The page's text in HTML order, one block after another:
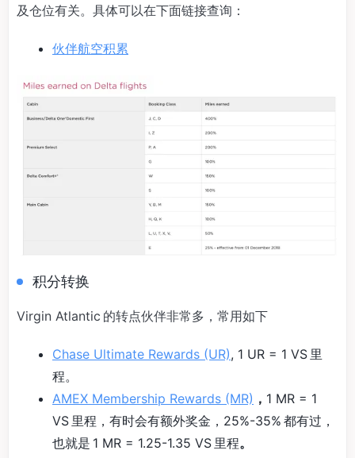
及仓位有关。具体可以在下面链接查询：
伙伴航空积累
积分转换
Virgin Atlantic 的转点伙伴非常多，常用如下
Chase Ultimate Rewards (UR), 1 UR = 1 VS 里
程。
AMEX Membership Rewards (MR) ， 1 MR = 1
VS 里程，有时会有额外奖金，25%-35% 都有过，
也就是 1 MR = 1.25-1.35 VS 里程。